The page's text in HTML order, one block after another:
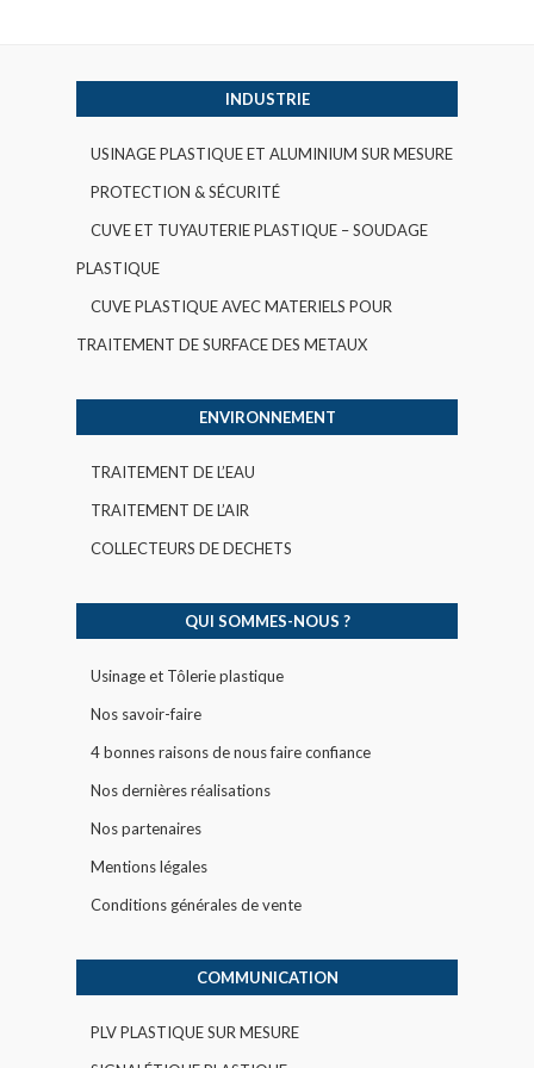
INDUSTRIE
USINAGE PLASTIQUE ET ALUMINIUM SUR MESURE
PROTECTION & SÉCURITÉ
CUVE ET TUYAUTERIE PLASTIQUE – SOUDAGE
PLASTIQUE
CUVE PLASTIQUE AVEC MATERIELS POUR
TRAITEMENT DE SURFACE DES METAUX
ENVIRONNEMENT
TRAITEMENT DE L’EAU
TRAITEMENT DE L’AIR
COLLECTEURS DE DECHETS
QUI SOMMES-NOUS ?
Usinage et Tôlerie plastique
Nos savoir-faire
4 bonnes raisons de nous faire confiance
Nos dernières réalisations
Nos partenaires
Mentions légales
Conditions générales de vente
COMMUNICATION
PLV PLASTIQUE SUR MESURE